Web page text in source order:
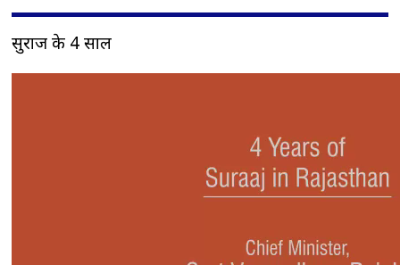
सुराज के 4 साल